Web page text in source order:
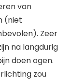
van
(niet
Zeer
na langdurig
doen ogen.
zou